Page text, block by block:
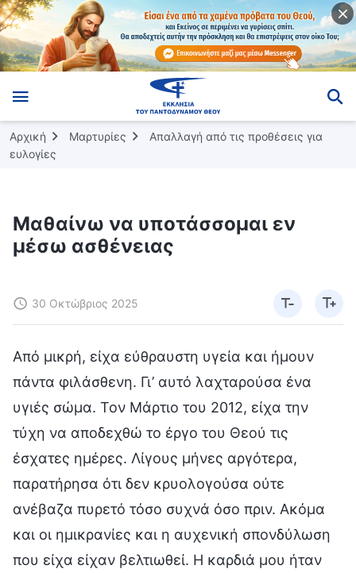
Αρχική Μαρτυρίες
Απαλλαγή από τις προθέσεις για
ευλογίες
Μαθαίνω να υποτάσσομαι εν
μέσω ασθένειας
30 Οκτώβριος 2025
Από μικρή, είχα εύθραυστη υγεία και ήμουν
πάντα φιλάσθενη. Γι’ αυτό λαχταρούσα ένα
υγιές σώμα. Τον Μάρτιο του 2012, είχα την
τύχη να αποδεχθώ το έργο του Θεού τις
έσχατες ημέρες. Λίγους μήνες αργότερα,
παρατήρησα ότι δεν κρυολογούσα ούτε
ανέβαζα πυρετό τόσο συχνά όσο πριν. Ακόμα
και οι ημικρανίες και η αυχενική σπονδύλωση
που είχα είχαν βελτιωθεί. Η καρδιά μου ήταν